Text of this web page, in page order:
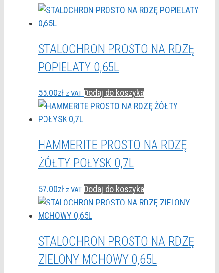
STALOCHRON PROSTO NA RDZĘ
POPIELATY 0,65L
55.00zł z VAT Dodaj do koszyka
HAMMERITE PROSTO NA RDZĘ
ŻÓŁTY POŁYSK 0,7L
57.00zł z VAT Dodaj do koszyka
STALOCHRON PROSTO NA RDZĘ
ZIELONY MCHOWY 0,65L